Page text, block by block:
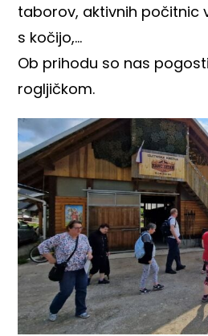
taborov, aktivnih počitnic
s kočijo,…
Ob prihodu so nas
rogljičkom.